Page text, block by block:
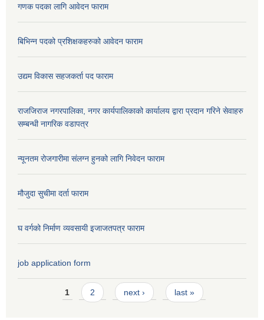
गणक पदका लागि आवेदन फाराम
बिभिन्न पदको प्रशिक्षकहरुको आवेदन फाराम
उद्यम विकास सहजकर्ता पद फाराम
राजजिराज नगरपालिका, नगर कार्यपालिकाको कार्यालय द्वारा प्रदान गरिने सेवाहरु
सम्बन्धी नागरिक वडापत्र
न्यूनतम रोजगारीमा संलग्न हुनको लागि निवेदन फाराम
मौजुदा सुचीमा दर्ता फाराम
घ वर्गको निर्माण व्यवसायी इजाजतपत्र फाराम
job application form
Pages1 2 next › last »